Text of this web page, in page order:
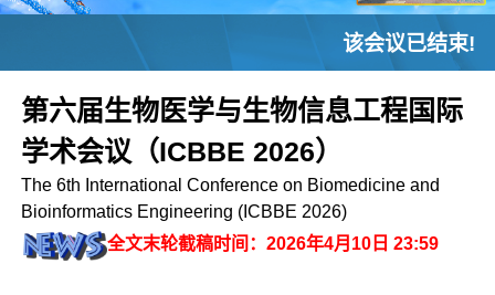
该会议已结束!
第六届生物医学与生物信息工程国际
学术会议（ICBBE 2026）
The 6th International Conference on Biomedicine and
Bioinformatics Engineering (ICBBE 2026)
全文末轮截稿时间：2026年4月10日 23:59